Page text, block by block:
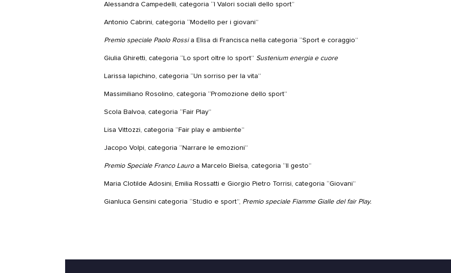
Alessandra Campedelli, categoria “I Valori sociali dello sport”
Antonio Cabrini, categoria “Modello per i giovani”
Premio speciale Paolo Rossi a Elisa di Francisca nella categoria “Sport e coraggio”
Giulia Ghiretti, categoria “Lo sport oltre lo sport” Sustenium energia e cuore
Larissa Iapichino, categoria “Un sorriso per la vita”
Massimiliano Rosolino, categoria “Promozione dello sport”
Scola Balvoa, categoria “Fair Play”
Lisa Vittozzi, categoria “Fair play e ambiente”
Jacopo Volpi, categoria “Narrare le emozioni”
Premio Speciale Franco Lauroa Marcelo Bielsa, categoria “Il gesto”
Maria Clotilde Adosini, Emilia Rossatti e Giorgio Pietro Torrisi, categoria “Giovani”
Gianluca Gensini categoria “Studio e sport”, Premio speciale Fiamme Gialle del fair Play.